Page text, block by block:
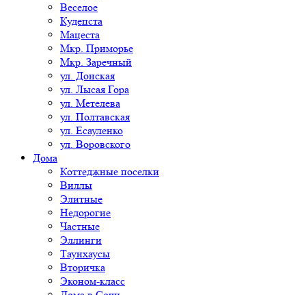
Веселое
Кудепста
Мацеста
Мкр. Приморье
Мкр. Заречный
ул. Донская
ул. Лысая Гора
ул. Метелева
ул. Полтавская
ул. Есауленко
ул. Воровского
Дома
Коттеджные поселки
Виллы
Элитные
Недорогие
Частные
Эллинги
Таунхаусы
Вторичка
Эконом-класс